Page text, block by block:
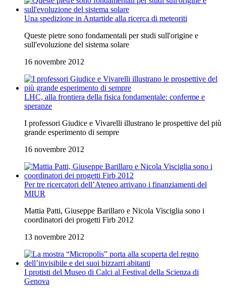
Una spedizione in Antartide alla ricerca di meteoriti
Queste pietre sono fondamentali per studi sull'origine e
sull'evoluzione del sistema solare
16 novembre 2012
LHC, alla frontiera della fisica fondamentale: conferme e
speranze
I professori Giudice e Vivarelli illustrano le prospettive del più
grande esperimento di sempre
16 novembre 2012
Per tre ricercatori dell’Ateneo arrivano i finanziamenti del
MIUR
Mattia Patti, Giuseppe Barillaro e Nicola Visciglia sono i
coordinatori dei progetti Firb 2012
13 novembre 2012
I protisti del Museo di Calci al Festival della Scienza di
Genova